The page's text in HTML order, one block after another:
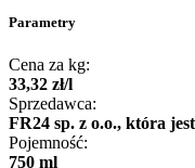
Parametry
Cena za kg:
33,32 zł/l
Sprzedawca:
FR24 sp. z o.o., która
Pojemność:
750 ml